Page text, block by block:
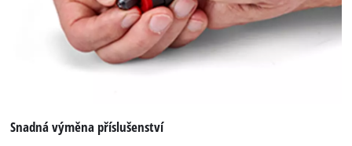
Snadná výměna příslušenství